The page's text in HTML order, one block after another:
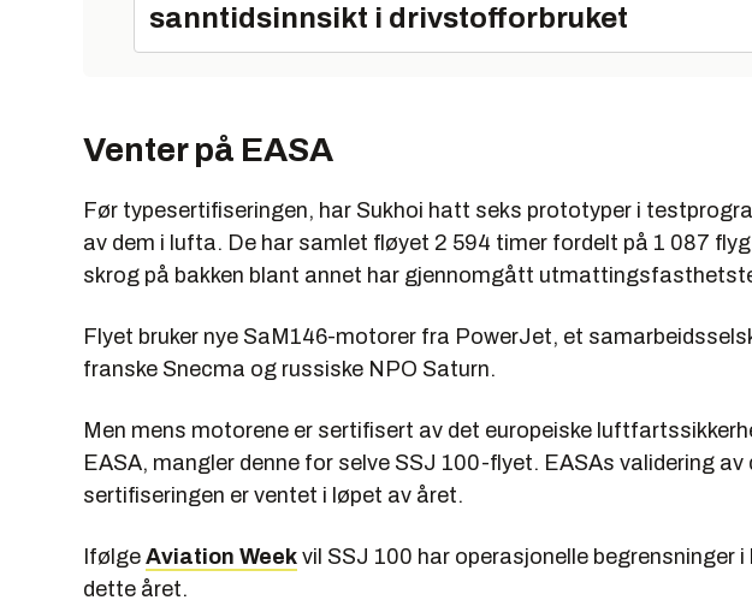
sanntidsinnsikt i drivstofforbruket
Venter på EASA
Før typesertifiseringen, har Sukhoi hatt seks prototyper i
av dem i lufta. De har samlet fløyet 2 594 timer fordelt på 1 087
skrog på bakken blant annet har gjennomgått
Flyet bruker nye SaM146-motorer fra PowerJet, et
franske Snecma og russiske NPO Saturn.
Men mens motorene er sertifisert av det europeiske
EASA, mangler denne for selve SSJ 100-flyet. EASAs validering av
sertifiseringen er ventet i løpet av året.
Ifølge Aviation Week vil SSJ 100 har operasjonelle begrensninger
dette året.